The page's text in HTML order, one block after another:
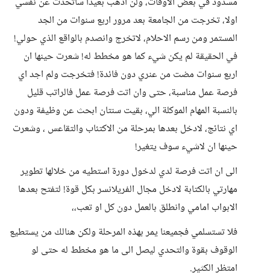
اولا، تخرجت من الجامعة بعد مرور اربع سنوات من الجد
المستمر ومن رسم الاحلام، لاتخرج وانصدم بالواقع الذي حولي!
في الحقيقة لم يكن شيء كما هو مخطط له! شعرت حينها ان
اربع سنوات مضت من عنري دون فائدة! فتخرجت ولم اجد اي
فرصة عمل مناسبة، حتى وان اتت فرصة عمل فالراتب قليل
بالنسبة المهام الموكلة الي، بقيت سنتان ابحث عن وظيفة ودون
اي نتائج، لادخل بعدها بمرحلة من الاكتئاب والتقاعس ، وشعرت
حينها ان لاشيء سوف يتغير!
الى ان اتت فرصة لدي لدخول دورة استطيه من خلالها تطوير
مهارتي بالكتابة لادخل مجال الفريلانسر بكل قوة! لتفتح بعدها
الابواب امامي وانطلق بالعمل دون كل او تعب،،
فلا تستسلمي فجميعنا يمر بهذه المرحلة ولكن هنالك من يستطيع
الوقوف بقوة والتحدي ليصل الى ما هو مخطط له حتى لو
امتظر الكثير.